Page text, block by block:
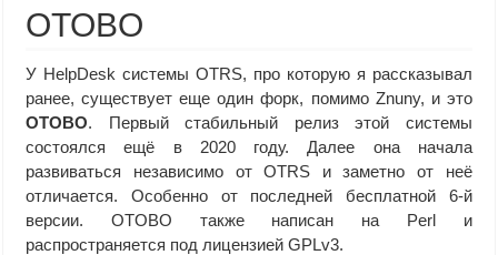
OTOBO
У HelpDesk системы OTRS, про которую я рассказывал
ранее, существует еще один форк, помимо Znuny, и это
OTOBO. Первый стабильный релиз этой системы
состоялся ещё в 2020 году. Далее она начала
развиваться независимо от OTRS и заметно от неё
отличается. Особенно от последней бесплатной 6-й
версии. OTOBO также написан на Perl и
распространяется под лицензией GPLv3.